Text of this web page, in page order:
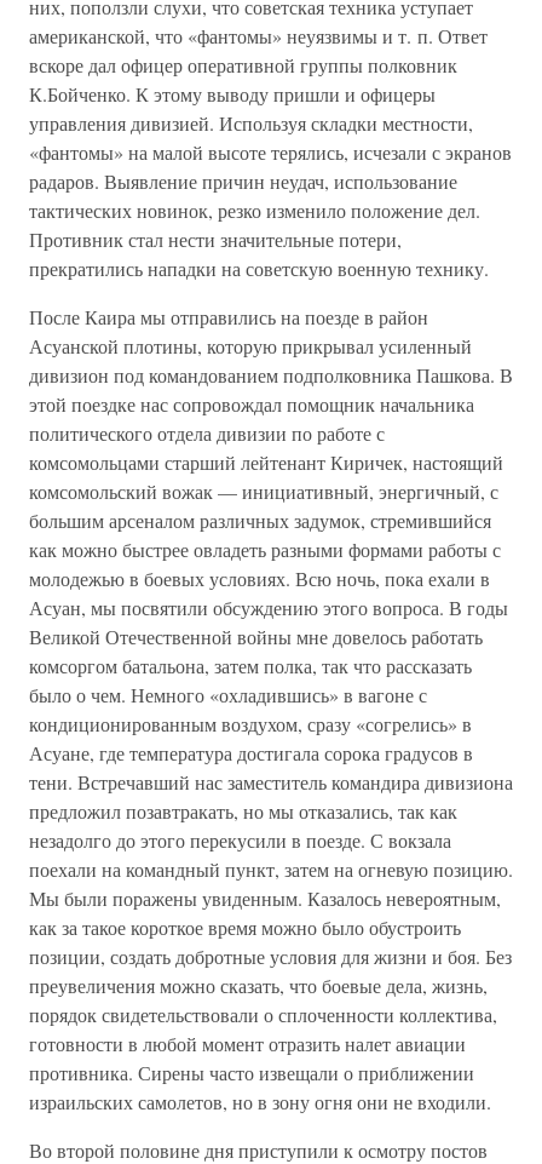
них, поползли слухи, что советская техника уступает
американской, что «фантомы» неуязвимы и т. п. Ответ
вскоре дал офицер оперативной группы полковник
К.Бойченко. К этому выводу пришли и офицеры
управления дивизией. Используя складки местности,
«фантомы» на малой высоте терялись, исчезали с экранов
радаров. Выявление причин неудач, использование
тактических новинок, резко изменило положение дел.
Противник стал нести значительные потери,
прекратились нападки на советскую военную технику.
После Каира мы отправились на поезде в район
Асуанской плотины, которую прикрывал усиленный
дивизион под командованием подполковника Пашкова. В
этой поездке нас сопровождал помощник начальника
политического отдела дивизии по работе с
комсомольцами старший лейтенант Киричек, настоящий
комсомольский вожак — инициативный, энергичный, с
большим арсеналом различных задумок, стремившийся
как можно быстрее овладеть разными формами работы с
молодежью в боевых условиях. Всю ночь, пока ехали в
Асуан, мы посвятили обсуждению этого вопроса. В годы
Великой Отечественной войны мне довелось работать
комсоргом батальона, затем полка, так что рассказать
было о чем. Немного «охладившись» в вагоне с
кондиционированным воздухом, сразу «согрелись» в
Асуане, где температура достигала сорока градусов в
тени. Встречавший нас заместитель командира дивизиона
предложил позавтракать, но мы отказались, так как
незадолго до этого перекусили в поезде. С вокзала
поехали на командный пункт, затем на огневую позицию.
Мы были поражены увиденным. Казалось невероятным,
как за такое короткое время можно было обустроить
позиции, создать добротные условия для жизни и боя. Без
преувеличения можно сказать, что боевые дела, жизнь,
порядок свидетельствовали о сплоченности коллектива,
готовности в любой момент отразить налет авиации
противника. Сирены часто извещали о приближении
израильских самолетов, но в зону огня они не входили.
Во второй половине дня приступили к осмотру постов